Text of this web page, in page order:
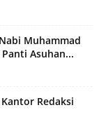
Muhammad
Asuhan...
Redaksi